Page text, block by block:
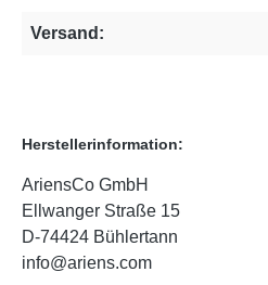
Versand:
Herstellerinformation:
AriensCo GmbH
Ellwanger Straße 15
D-74424 Bühlertann
info@ariens.com